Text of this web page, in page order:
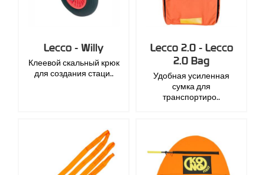
Lecco - Willy
Клеевой скальный крюк
для создания стаци..
Lecco 2.0 - Lecco
2.0 Bag
Удобная усиленная
сумка для
транспортиро..